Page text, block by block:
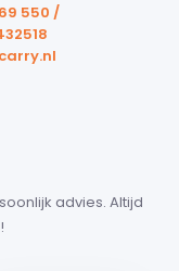
550 /
advies. Altijd